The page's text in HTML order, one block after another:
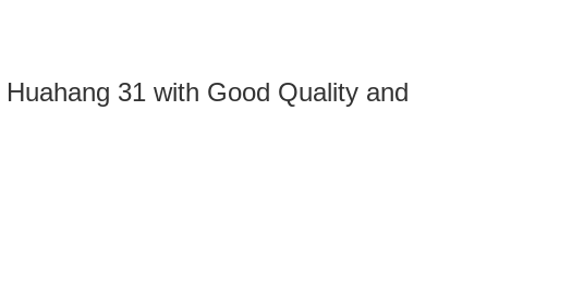
31 with Good Quality and